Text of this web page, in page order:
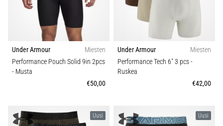
Under Armour
Miesten
Performance Pouch Solid 9in 2pcs
- Musta
€50,00
Under Armour
Miesten
Performance Tech 6" 3 pcs-
Ruskea
€42,00
Uusi Uusi